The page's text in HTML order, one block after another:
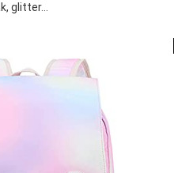
glitter…